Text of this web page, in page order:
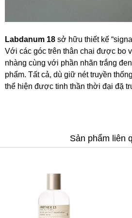
Labdanum 18 sở hữu thiết kế
Với các góc trên thân chai được bo
nhàng cùng với phần nhãn trắng
phẩm. Tất cả, dù giữ nét truyền
thể hiện được tinh thần thời đại đặ
Sản phẩm liên